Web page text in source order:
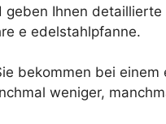
geben Ihnen
e edelstahlpfanne.
bekommen bei
weniger,